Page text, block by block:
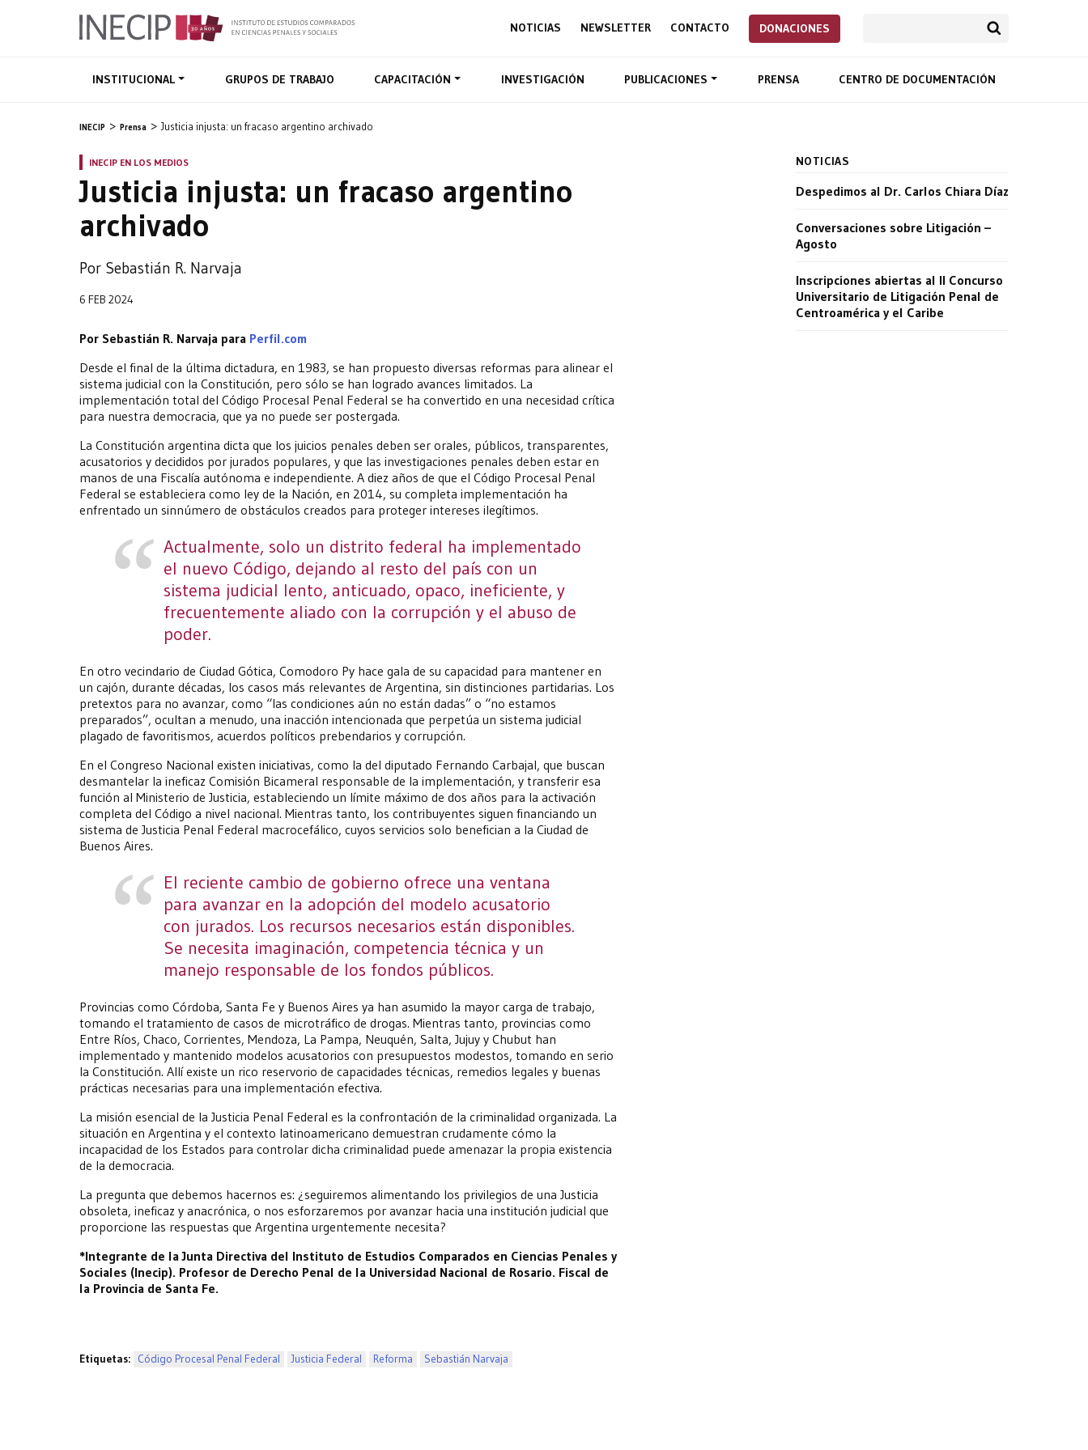
NOTICIAS NEWSLETTER CONTACTO DONACIONES
INSTITUCIONAL GRUPOS DE TRABAJO CAPACITACIÓN INVESTIGACIÓN PUBLICACIONES PRENSA CENTRO DE DOCUMENTACIÓN
INECIP Prensa Justicia injusta: un fracaso argentino archivado
INECIP EN LOS MEDIOS
Justicia injusta: un fracaso argentino
archivado
Por Sebastián R. Narvaja
6 FEB 2024
Por Sebastián R. Narvaja para Perfil.com
Desde el final de la última dictadura, en 1983, se han propuesto diversas reformas para alinear el
sistema judicial con la Constitución, pero sólo se han logrado avances limitados. La
implementación total del Código Procesal Penal Federal se ha convertido en una necesidad crítica
para nuestra democracia, que ya no puede ser postergada.
La Constitución argentina dicta que los juicios penales deben ser orales, públicos, transparentes,
acusatorios y decididos por jurados populares, y que las investigaciones penales deben estar en
manos de una Fiscalía autónoma e independiente. A diez años de que el Código Procesal Penal
Federal se estableciera como ley de la Nación, en 2014, su completa implementación ha
enfrentado un sinnúmero de obstáculos creados para proteger intereses ilegítimos.
Actualmente, solo un distrito federal ha implementado
el nuevo Código, dejando al resto del país con un
sistema judicial lento, anticuado, opaco, ineficiente, y
frecuentemente aliado con la corrupción y el abuso de
poder.
En otro vecindario de Ciudad Gótica, Comodoro Py hace gala de su capacidad para mantener en
un cajón, durante décadas, los casos más relevantes de Argentina, sin distinciones partidarias. Los
pretextos para no avanzar, como “las condiciones aún no están dadas” o “no estamos
preparados”, ocultan a menudo, una inacción intencionada que perpetúa un sistema judicial
plagado de favoritismos, acuerdos políticos prebendarios y corrupción.
En el Congreso Nacional existen iniciativas, como la del diputado Fernando Carbajal, que buscan
desmantelar la ineficaz Comisión Bicameral responsable de la implementación, y transferir esa
función al Ministerio de Justicia, estableciendo un límite máximo de dos años para la activación
completa del Código a nivel nacional. Mientras tanto, los contribuyentes siguen financiando un
sistema de Justicia Penal Federal macrocefálico, cuyos servicios solo benefician a la Ciudad de
Buenos Aires.
El reciente cambio de gobierno ofrece una ventana
para avanzar en la adopción del modelo acusatorio
con jurados. Los recursos necesarios están disponibles.
Se necesita imaginación, competencia técnica y un
manejo responsable de los fondos públicos.
Provincias como Córdoba, Santa Fe y Buenos Aires ya han asumido la mayor carga de trabajo,
tomando el tratamiento de casos de microtráfico de drogas. Mientras tanto, provincias como
Entre Ríos, Chaco, Corrientes, Mendoza, La Pampa, Neuquén, Salta, Jujuy y Chubut han
implementado y mantenido modelos acusatorios con presupuestos modestos, tomando en serio
la Constitución. Allí existe un rico reservorio de capacidades técnicas, remedios legales y buenas
prácticas necesarias para una implementación efectiva.
La misión esencial de la Justicia Penal Federal es la confrontación de la criminalidad organizada. La
situación en Argentina y el contexto latinoamericano demuestran crudamente cómo la
incapacidad de los Estados para controlar dicha criminalidad puede amenazar la propia existencia
de la democracia.
La pregunta que debemos hacernos es: ¿seguiremos alimentando los privilegios de una Justicia
obsoleta, ineficaz y anacrónica, o nos esforzaremos por avanzar hacia una institución judicial que
proporcione las respuestas que Argentina urgentemente necesita?
*Integrante de la Junta Directiva del Instituto de Estudios Comparados en Ciencias Penales y
Sociales (Inecip). Profesor de Derecho Penal de la Universidad Nacional de Rosario. Fiscal de
la Provincia de Santa Fe.
Etiquetas: Código Procesal Penal Federal Justicia Federal Reforma Sebastián Narvaja
NOTICIAS
Despedimos al Dr. Carlos Chiara Díaz
Conversaciones sobre Litigación –
Agosto
Inscripciones abiertas al II Concurso
Universitario de Litigación Penal de
Centroamérica y el Caribe